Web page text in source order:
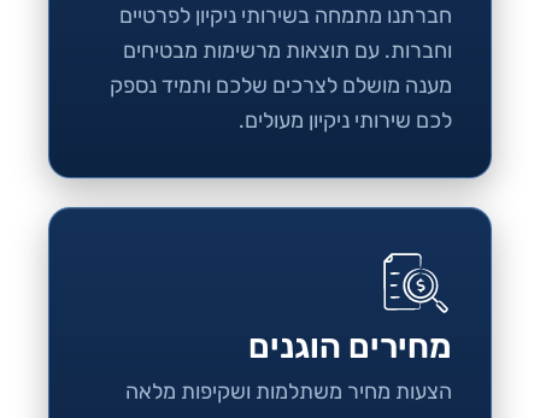
חברתנו מתמחה בשירותי ניקיון לפרטיים
וחברות. עם תוצאות מרשימות מבטיחים
מענה מושלם לצרכים שלכם ותמיד נספק
לכם שירותי ניקיון מעולים.
מחירים הוגנים
הצעות מחיר משתלמות ושקיפות מלאה